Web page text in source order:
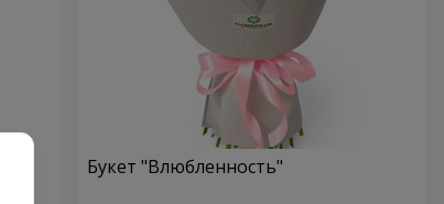
Букет "Влюбленность"